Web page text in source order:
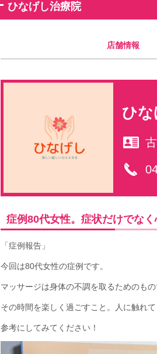
ひなげし治療院
店舗情報
ひ
症例80代女性。症状だけでな
「症例報告」
今回は80代女性の症例です。
マッサージは身体の不調を取るためのもの
その時間を楽しく過ごすこと。人に触れ
参考にしてみてください！